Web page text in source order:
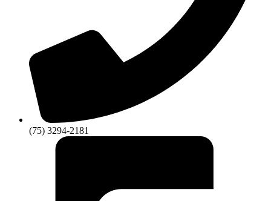
(75) 3294-2181